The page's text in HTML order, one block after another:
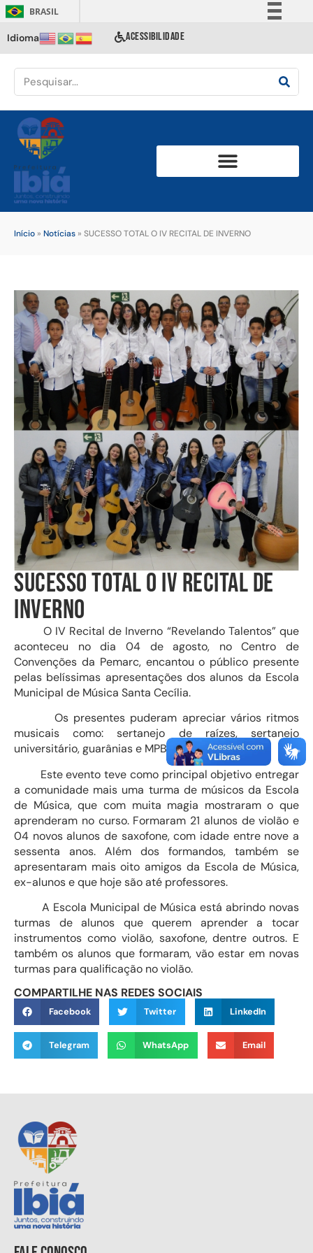
BRASIL
Comunica BR
Acesso à informação
Idioma ACESSIBILIDADE
Início » Notícias » SUCESSO TOTAL O IV RECITAL DE INVERNO
SUCESSO TOTAL O IV RECITAL DE
INVERNO
O IV Recital de Inverno “Revelando Talentos” que
aconteceu no dia 04 de agosto, no Centro de
Convenções da Pemarc, encantou o público presente
pelas belíssimas apresentações dos alunos da Escola
Municipal de Música Santa Cecília.
Os presentes puderam apreciar vários ritmos
musicais como: sertanejo de raízes, sertanejo
universitário, guarânias e MPB.
Este evento teve como principal objetivo entregar
a comunidade mais uma turma de músicos da Escola
de Música, que com muita magia mostraram o que
aprenderam no curso. Formaram 21 alunos de violão e
04 novos alunos de saxofone, com idade entre nove a
sessenta anos. Além dos formandos, também se
apresentaram mais oito amigos da Escola de Música,
ex-alunos e que hoje são até professores.
A Escola Municipal de Música está abrindo novas
turmas de alunos que querem aprender a tocar
instrumentos como violão, saxofone, dentre outros. E
também os alunos que formaram, vão estar em novas
turmas para qualificação no violão.
COMPARTILHE NAS REDES SOCIAIS
Facebook Twitter LinkedIn
Telegram WhatsApp Email